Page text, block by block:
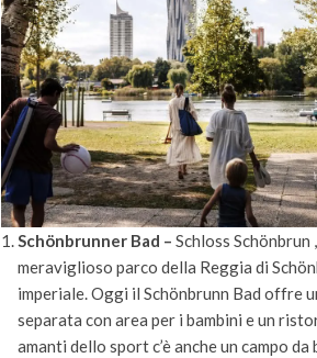
Schönbrunner Bad – Schloss
meraviglioso parco della Reggia di
imperiale. Oggi il Schönbrunn Bad offre
separata con area per i bambini e un
amanti dello sport c’è anche un campo